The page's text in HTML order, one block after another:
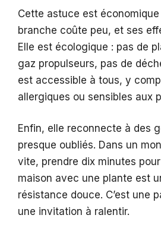
Cette astuce est économique
branche coûte peu, et ses
Elle est écologique : pas de
gaz propulseurs, pas de
est accessible à tous, y
allergiques ou sensibles aux
Enfin, elle reconnecte à des
presque oubliés. Dans un
vite, prendre dix minutes
maison avec une plante est
résistance douce. C’est une
une invitation à ralentir.